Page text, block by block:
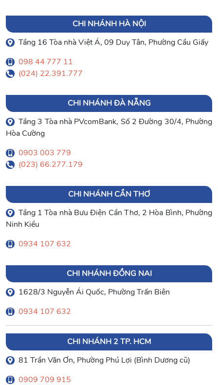
CHI NHÁNH HÀ NỘI
Tầng 16 Tòa nhà Việt Á, 09 Duy Tân, Phường Cầu Giấy
098 44 777 11
(024) 22.391.777
CHI NHÁNH ĐÀ NẴNG
Tầng 3 Tòa nhà PVcomBank, Số 2 Đường 30/4, Phường
Hòa Cường
0903 003 779
(023) 66.277.179
CHI NHÁNH CẦN THƠ
Tầng 1 Tòa nhà Bưu Điện Cần Thơ, 2 Hòa Bình, Phường
Ninh Kiều
0934 107 632
CHI NHÁNH ĐỒNG NAI
1628/3 Nguyễn Ái Quốc, Phường Trấn Biên
0934 107 632
CHI NHÁNH 2 TP. HCM
81 Trần Văn Ơn, Phường Phú Lợi (Bình Dương cũ)
0909 709 915